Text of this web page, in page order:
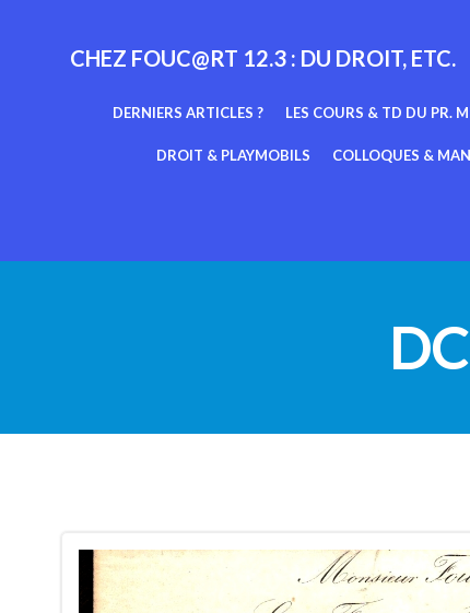
CHEZ FOUC@RT 12.3 : DU DROIT, ETC.
DERNIERS ARTICLES ? LES COURS & TD DU PR.
DROIT & PLAYMOBILS COLLOQUES &